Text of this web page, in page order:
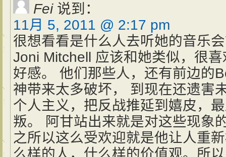
Fei 说到：
11月 5, 2011 @ 2:17 pm
很想看看是什么人去听她的音乐
Joni Mitchell 应该和她类似，很
好感。 他们那些人，还有前边的
神带来太多破坏， 到现在还遗害
个人主义，把反战推延到嬉皮，
叛。 阿甘站出来就是对这些现象
之所以这么受欢迎就是他让人重
么样的人，什么样的价值观。所